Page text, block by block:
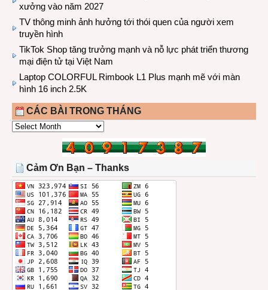
xưởng vào năm 2027
TV thông minh ảnh hưởng tới thói quen của người xem
truyền hình
TikTok Shop tăng trưởng mạnh và nỗ lực phát triển thương
mại điện tử tại Việt Nam
Laptop COLORFUL Rimbook L1 Plus mạnh mẽ với màn
hình 16 inch 2.5K
CÁC BÀI TRONG THÁNG
CÁC
THÁNG
Cảm Ơn Bạn – Thanks